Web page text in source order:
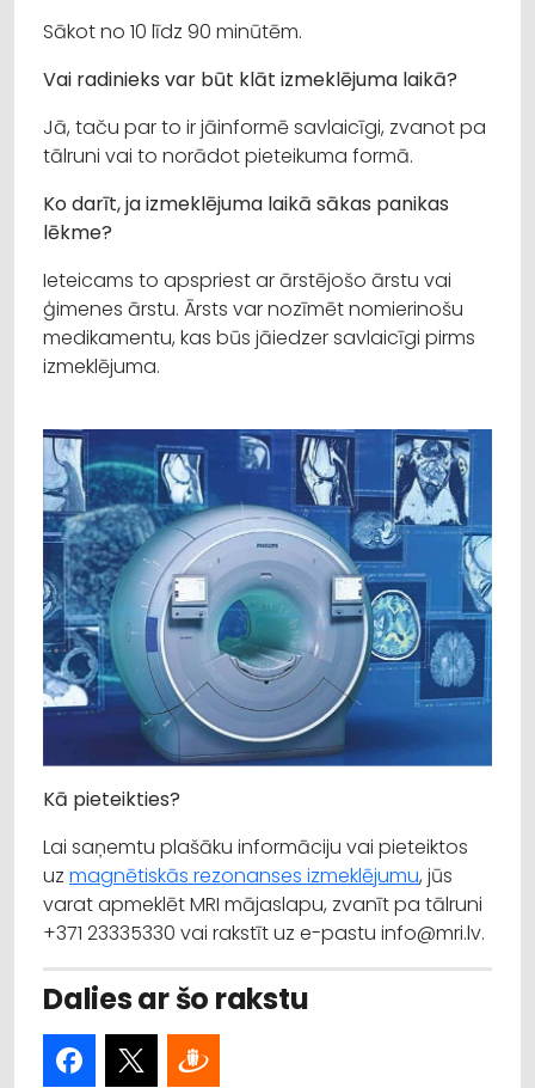
Sākot no 10 līdz 90 minūtēm.
Vai radinieks var būt klāt izmeklējuma laikā?
Jā, taču par to ir jāinformē savlaicīgi, zvanot pa
tālruni vai to norādot pieteikuma formā.
Ko darīt, ja izmeklējuma laikā sākas panikas
lēkme?
Ieteicams to apspriest ar ārstējošo ārstu vai
ģimenes ārstu. Ārsts var nozīmēt nomierinošu
medikamentu, kas būs jāiedzer savlaicīgi pirms
izmeklējuma.
Kā pieteikties?
Lai saņemtu plašāku informāciju vai pieteiktos
uz magnētiskās rezonanses izmeklējumu, jūs
varat apmeklēt MRI mājaslapu, zvanīt pa tālruni
+371 23335330 vai rakstīt uz e-pastu info@mri.lv.
Dalies ar šo rakstu